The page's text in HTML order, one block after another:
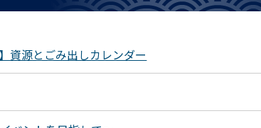
資源とごみ出しカレンダー